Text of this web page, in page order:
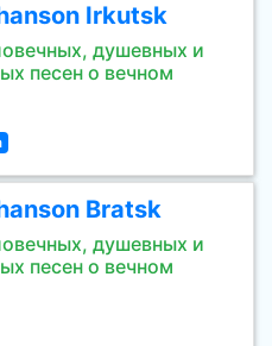
Irkutsk
душевных и
песен о вечном
Bratsk
душевных и
песен о вечном